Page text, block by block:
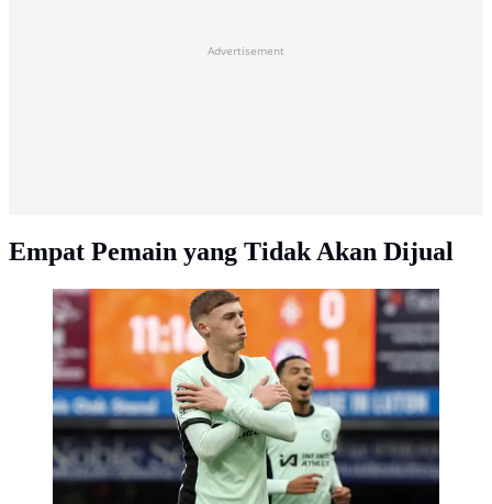
Advertisement
Empat Pemain yang Tidak Akan Dijual